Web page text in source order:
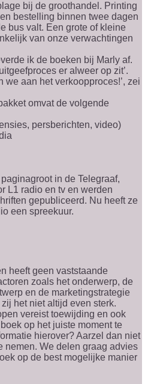
bij de groothandel. Printing
bestelling binnen twee dagen
bus valt. Een grote of kleine
van onze verwachtingen
ik de boeken bij Marly af.
er alweer op zit’.
we aan het verkoopproces!’, zei
omvat de volgende
persberichten, video)
in de Telegraaf,
L1 radio en tv en werden
gepubliceerd. Nu heeft ze
een spreekuur.
heeft geen vaststaande
zoals het onderwerp, de
en de marketingstrategie
het niet altijd even sterk.
vereist toewijding en ook
op het juiste moment te
hierover? Aarzel dan niet
nemen. We delen graag advies
op de best mogelijke manier